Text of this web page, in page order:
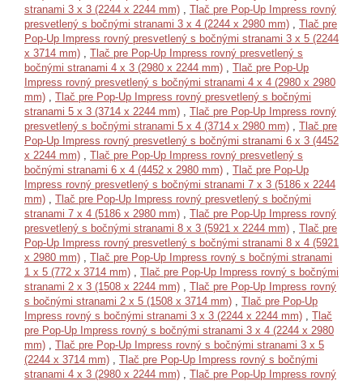
stranami 3 x 3 (2244 x 2244 mm) , Tlač pre Pop-Up Impress rovný
presvetlený s bočnými stranami 3 x 4 (2244 x 2980 mm) , Tlač pre
Pop-Up Impress rovný presvetlený s bočnými stranami 3 x 5 (2244
x 3714 mm) , Tlač pre Pop-Up Impress rovný presvetlený s
bočnými stranami 4 x 3 (2980 x 2244 mm) , Tlač pre Pop-Up
Impress rovný presvetlený s bočnými stranami 4 x 4 (2980 x 2980
mm) , Tlač pre Pop-Up Impress rovný presvetlený s bočnými
stranami 5 x 3 (3714 x 2244 mm) , Tlač pre Pop-Up Impress rovný
presvetlený s bočnými stranami 5 x 4 (3714 x 2980 mm) , Tlač pre
Pop-Up Impress rovný presvetlený s bočnými stranami 6 x 3 (4452
x 2244 mm) , Tlač pre Pop-Up Impress rovný presvetlený s
bočnými stranami 6 x 4 (4452 x 2980 mm) , Tlač pre Pop-Up
Impress rovný presvetlený s bočnými stranami 7 x 3 (5186 x 2244
mm) , Tlač pre Pop-Up Impress rovný presvetlený s bočnými
stranami 7 x 4 (5186 x 2980 mm) , Tlač pre Pop-Up Impress rovný
presvetlený s bočnými stranami 8 x 3 (5921 x 2244 mm) , Tlač pre
Pop-Up Impress rovný presvetlený s bočnými stranami 8 x 4 (5921
x 2980 mm) , Tlač pre Pop-Up Impress rovný s bočnými stranami
1 x 5 (772 x 3714 mm) , Tlač pre Pop-Up Impress rovný s bočnými
stranami 2 x 3 (1508 x 2244 mm) , Tlač pre Pop-Up Impress rovný
s bočnými stranami 2 x 5 (1508 x 3714 mm) , Tlač pre Pop-Up
Impress rovný s bočnými stranami 3 x 3 (2244 x 2244 mm) , Tlač
pre Pop-Up Impress rovný s bočnými stranami 3 x 4 (2244 x 2980
mm) , Tlač pre Pop-Up Impress rovný s bočnými stranami 3 x 5
(2244 x 3714 mm) , Tlač pre Pop-Up Impress rovný s bočnými
stranami 4 x 3 (2980 x 2244 mm) , Tlač pre Pop-Up Impress rovný